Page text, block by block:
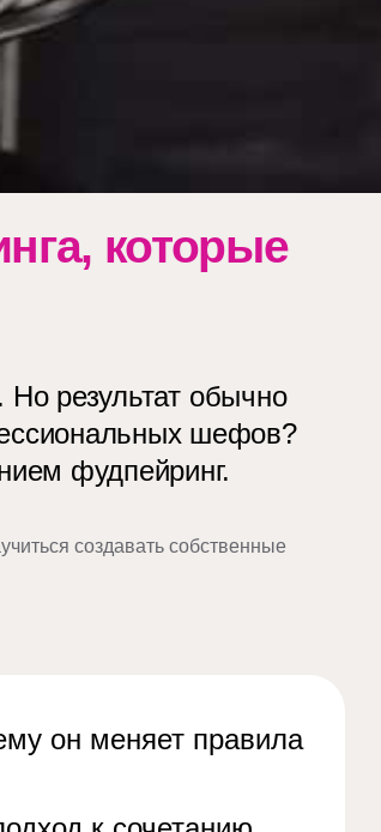
которые
Но результат обычно
шефов?
фудпейринг.
создавать собственные
он меняет правила